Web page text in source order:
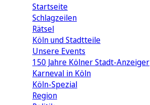
Startseite
Schlagzeilen
Rätsel
Köln und Stadtteile
Unsere Events
150 Jahre Kölner Stadt-Anzeiger
Karneval in Köln
Köln-Spezial
Region